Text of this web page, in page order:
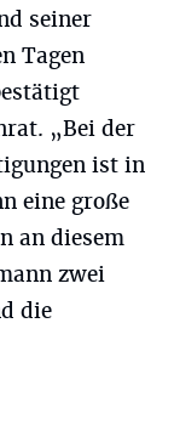
seiner
Tagen
„Bei der
ist in
eine große
an diesem
zwei
die